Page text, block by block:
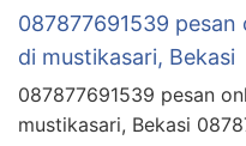
087877691539
di mustikasari, Bekasi
087877691539 pesan
mustikasari, Bekasi